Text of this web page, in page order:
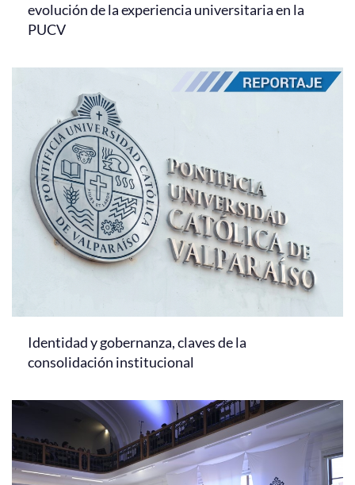
evolución de la experiencia universitaria en la
PUCV
Identidad y gobernanza, claves de la
consolidación institucional